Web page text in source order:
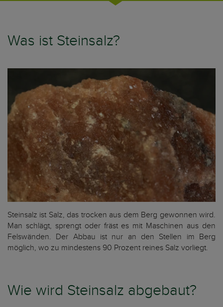
Was ist Steinsalz?
Steinsalz ist Salz, das trocken aus dem Berg gewonnen wird.
Man schlägt, sprengt oder fräst es mit Maschinen aus den
Felswänden. Der Abbau ist nur an den Stellen im Berg
möglich, wo zu mindestens 90 Prozent reines Salz vorliegt.
Wie wird Steinsalz abgebaut?